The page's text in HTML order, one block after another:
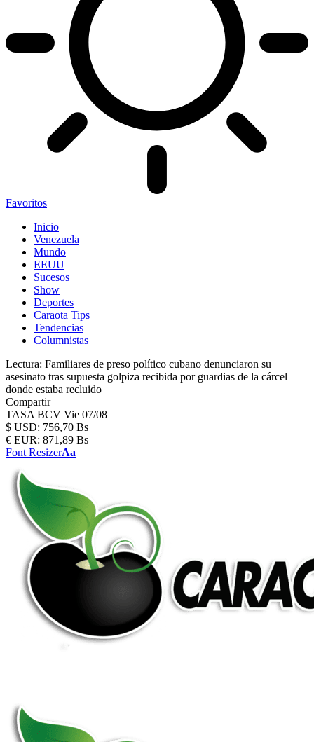
Favoritos
Inicio
Venezuela
Mundo
EEUU
Sucesos
Show
Deportes
Caraota Tips
Tendencias
Columnistas
Lectura: Familiares de preso político cubano denunciaron su
asesinato tras supuesta golpiza recibida por guardias de la cárcel
donde estaba recluido
Compartir
TASA BCV Vie 07/08
$ USD: 756,70 Bs
€ EUR: 871,89 Bs
Font ResizerAa